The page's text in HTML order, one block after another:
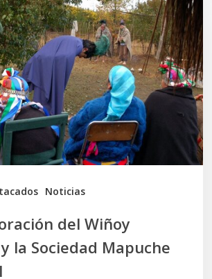
Noticias
del Wiñoy
la Sociedad Mapuche